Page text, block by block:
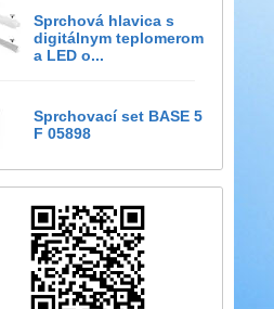
Sprchová hlavica s
digitálnym teplomerom
a LED o...
Sprchovací set BASE 5
F 05898